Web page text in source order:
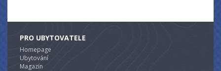
PRO UBYTOVATELE
Homepage
Ubytování
Magazín